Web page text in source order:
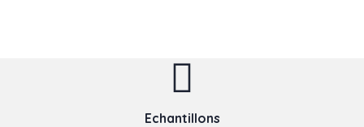
Echantillons